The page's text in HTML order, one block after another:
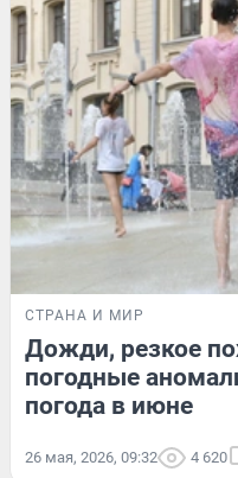
СТРАНА И МИР
Дожди, резкое
погодные
погода в июне
26 мая, 2026, 09:32 4 620